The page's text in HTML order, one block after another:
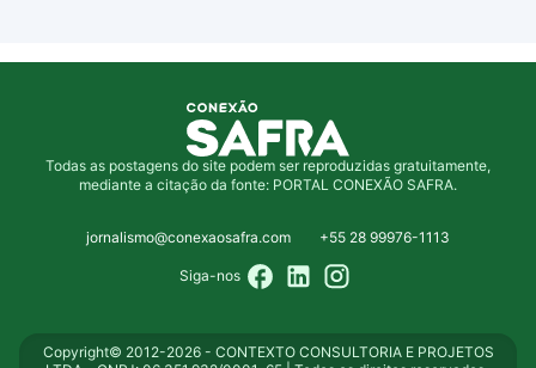
Todas as postagens do site podem ser reproduzidas gratuitamente,
mediante a citação da fonte: PORTAL CONEXÃO SAFRA.
jornalismo@conexaosafra.com +55 28 99976-1113
Siga-nos
Copyright© 2012-2026 - CONTEXTO CONSULTORIA E PROJETOS